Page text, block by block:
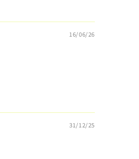
16/06/26
31/12/25